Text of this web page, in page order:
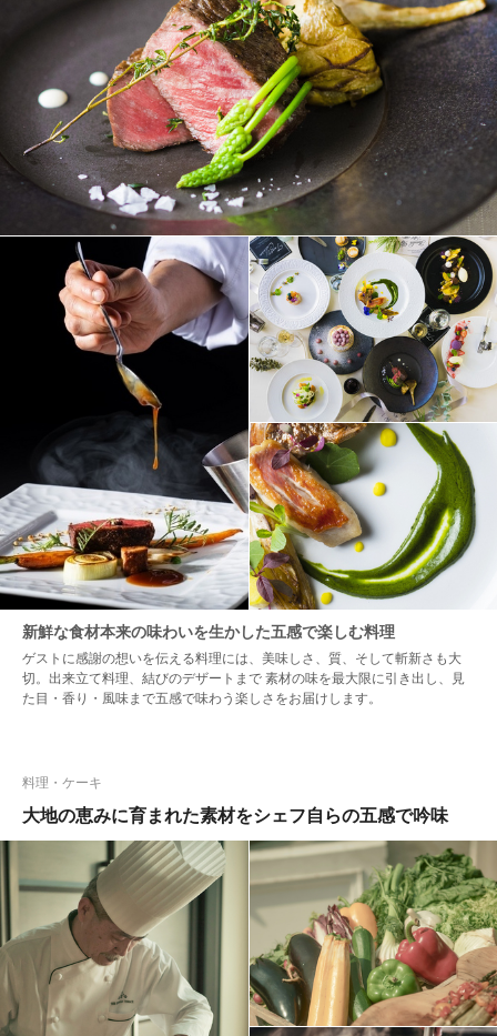
新鮮な食材本来の味わいを生かした五感で楽しむ料理
ゲストに感謝の想いを伝える料理には、美味しさ、質、そして斬新さも大
切。出来立て料理、結びのデザートまで 素材の味を最大限に引き出し、見
た目・香り・風味まで五感で味わう楽しさをお届けします。
大地の恵みに育まれた素材をシェフ自らの五感で吟味
料理・ケーキ